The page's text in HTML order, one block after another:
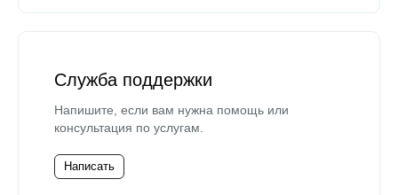
Служба поддержки
Напишите, если вам нужна помощь или
консультация по услугам.
Написать